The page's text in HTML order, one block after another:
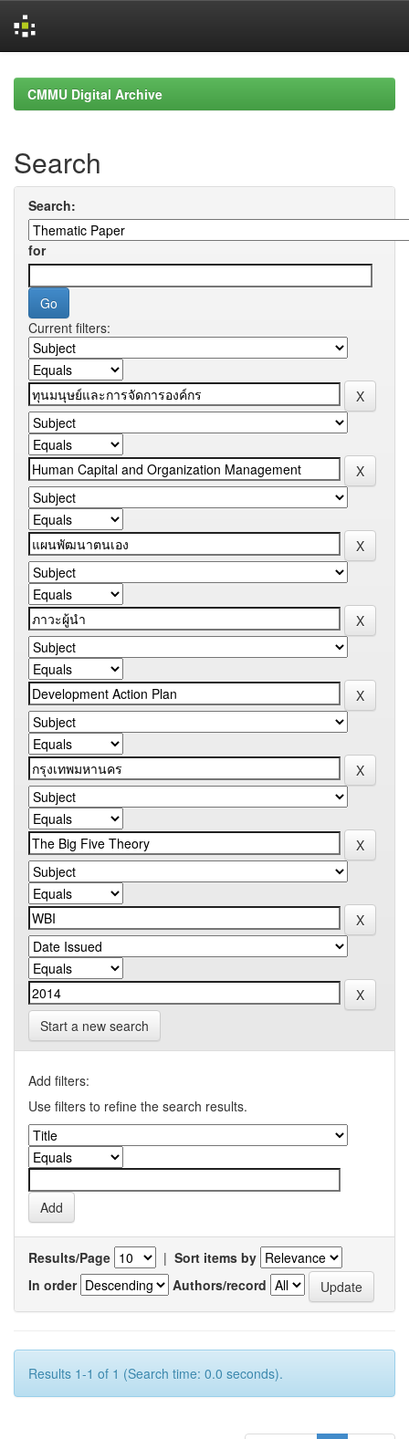
navigationCMMU Digital Archive
Search
Search:
for
Current filters:
Start a new search
Add filters:
Use filters to refine the search results.
Results/Page | Sort items by
In order
Authors/record
Results 1-1 of 1 (Search time: 0.0 seconds).